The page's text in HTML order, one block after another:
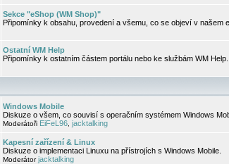
Sekce "eShop (WM Shop)"
Připomínky k obsahu, provedení a všemu, co se objeví v našem
Ostatní WM Help
Připomínky k ostatním částem portálu nebo ke službám WM Help.
Windows Mobile
Diskuze o všem, co souvisí s operačním systémem Windows
Moderátoři EiFeL96 jacktalking
Kapesní zařízení & Linux
Diskuze o implementaci Linuxu na přístrojích s Windows Mobile.
Moderátorjacktalking